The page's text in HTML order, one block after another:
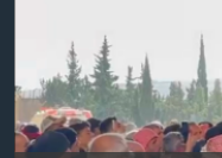
ទៅ​
ទំព័រ​
រចនា
ទូរទស្សន៍ / វីដេអូ​
វិទ្យុ / ផតខាសថ៍
កម្មវិធីទាំងអស់
No media